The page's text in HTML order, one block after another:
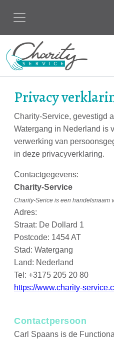
Privacy
Charity-Service, gevestigd
Watergang in Nederland is
verwerking van
in deze privacyverklaring.
Contactgegevens:
Charity-Service
Charity-Serice is een handelsnaam
Adres:
Straat: De Dollard 1
Postcode: 1454 AT
Stad: Watergang
Land: Nederland
Tel: +3175 205 20 80
https://www.charity-
Contactpersoon
Carl Spaans is de